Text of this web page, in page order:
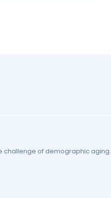
challenge of demographic aging.